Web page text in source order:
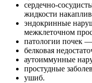
сердечно-
жидкости
эндокринные
межклеточном
патологии почек —
белковая
аутоиммунные
простудные
ушиб.